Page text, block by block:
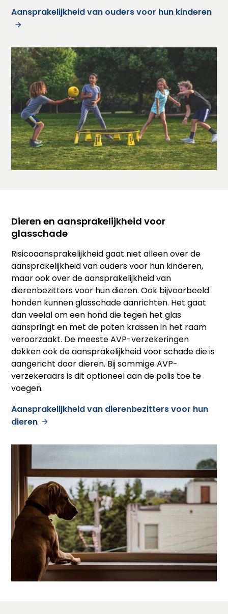
Aansprakelijkheid van ouders voor hun kinderen
Dieren en aansprakelijkheid voor
glasschade
Risicoaansprakelijkheid gaat niet alleen over de
aansprakelijkheid van ouders voor hun kinderen,
maar ook over de aansprakelijkheid van
dierenbezitters voor hun dieren. Ook bijvoorbeeld
honden kunnen glasschade aanrichten. Het gaat
dan veelal om een hond die tegen het glas
aanspringt en met de poten krassen in het raam
veroorzaakt. De meeste AVP-verzekeringen
dekken ook de aansprakelijkheid voor schade die is
aangericht door dieren. Bij sommige AVP-
verzekeraars is dit optioneel aan de polis toe te
voegen.
Aansprakelijkheid van dierenbezitters voor hun
dieren